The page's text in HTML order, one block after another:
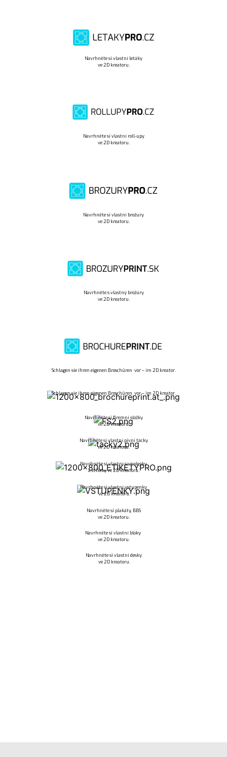
Navrhněte si vlastní letáky
ve 2D kreatoru.
Navrhněte si vlastní roll-upy
ve 2D kreatoru.
Navrhněte si vlastní brožury
ve 2D kreatoru.
Navrhněte s vlastný brožúry
ve 2D kreatoru.
Schlagen sie ihren eigenen Broschüren vor – im 2D kreator.
Schlagen sie ihren eigenen Broschüren vor – im 2D kreator.
Navrhněte si firemní složky
ve 2D kreatoru.
Navrhněte si vlastní pivní tácky
ve 2D kreatoru.
Navrhněte si vlastní samolepky
a etikety ve 2D kreatoru.
Navrhněte si vlastní vstupenky
ve 2D kreatoru.
Navrhněte si plakáty, BBS
ve 2D kreatoru.
Navrhněte si vlastní bloky
ve 2D kreatoru.
Navrhněte si vlastní desky
ve 2D kreatoru.